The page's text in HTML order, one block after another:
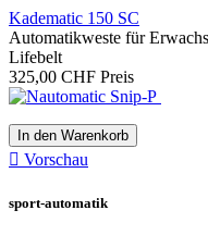
Kadematic 150 SC
Automatikweste für
Lifebelt
325,00 CHF Preis
In den Warenkorb
 Vorschau
sport-automatik